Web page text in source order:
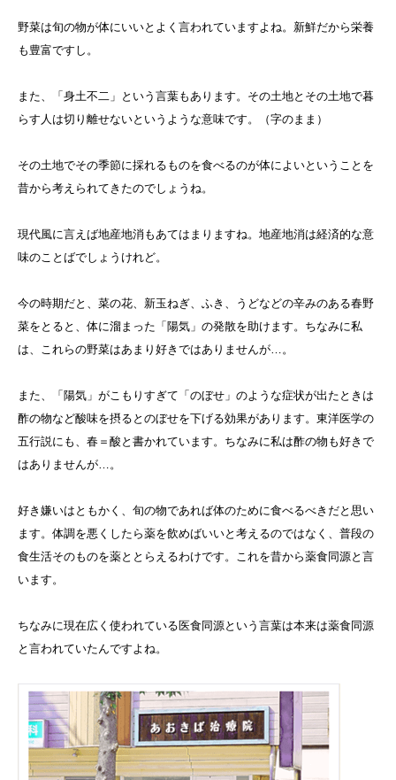
野菜は旬の物が体にいいとよく言われていますよね。新鮮だから栄養
も豊富ですし。
また、「身土不二」という言葉もあります。その土地とその土地で暮
らす人は切り離せないというような意味です。（字のまま）
その土地でその季節に採れるものを食べるのが体によいということを
昔から考えられてきたのでしょうね。
現代風に言えば地産地消もあてはまりますね。地産地消は経済的な意
味のことばでしょうけれど。
今の時期だと、菜の花、新玉ねぎ、ふき、うどなどの辛みのある春野
菜をとると、体に溜まった「陽気」の発散を助けます。ちなみに私
は、これらの野菜はあまり好きではありませんが…。
また、「陽気」がこもりすぎて「のぼせ」のような症状が出たときは
酢の物など酸味を摂るとのぼせを下げる効果があります。東洋医学の
五行説にも、春＝酸と書かれています。ちなみに私は酢の物も好きで
はありませんが…。
好き嫌いはともかく、旬の物であれば体のために食べるべきだと思い
ます。体調を悪くしたら薬を飲めばいいと考えるのではなく、普段の
食生活そのものを薬ととらえるわけです。これを昔から薬食同源と言
います。
ちなみに現在広く使われている医食同源という言葉は本来は薬食同源
と言われていたんですよね。